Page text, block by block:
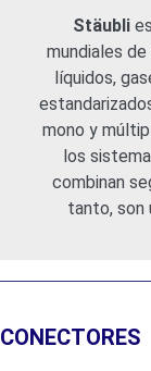
Stäubli
mundiales
líquidos,
mono y
los
combinan
tanto, son
CONECTORES